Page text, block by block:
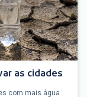
as cidades
com mais água